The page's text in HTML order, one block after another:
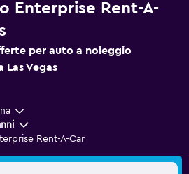
Enterprise Rent-A-
per auto a noleggio
Las Vegas
Rent-A-Car